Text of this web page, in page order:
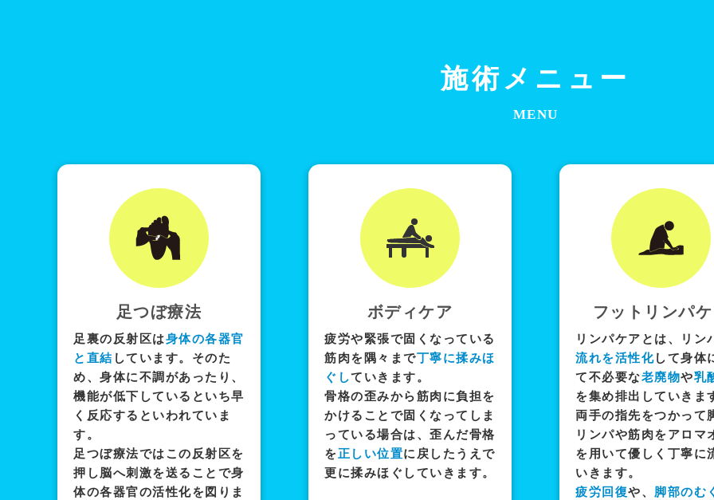
施術メニュー
MENU
足つぼ療法
足裏の反射区は身体の各器官
と直結 しています。そのた
め、身体に不調があったり、
機能が低下しているといち早
く反応するといわれていま
す。
足つぼ療法ではこの反射区を
押し脳へ刺激を送ることで身
体の各器官の活性化を図りま
ボディケア
疲労や緊張で固くなっている
筋肉を隅々まで丁寧に揉みほ
ぐしていきます。
骨格の歪みから筋肉に負担を
かけることで固くなってしま
っている場合は、歪んだ骨格
を正しい位置に戻したうえで
更に揉みほぐしていきます。
フットリンパ
リンパケアとは、リン
流れを活性化して身体
て不必要な老廃物や乳
を集め排出していきま
両手の指先をつかって
リンパや筋肉をアロマ
を用いて優しく丁寧に
いきます。
疲労回復や、 脚部のむ